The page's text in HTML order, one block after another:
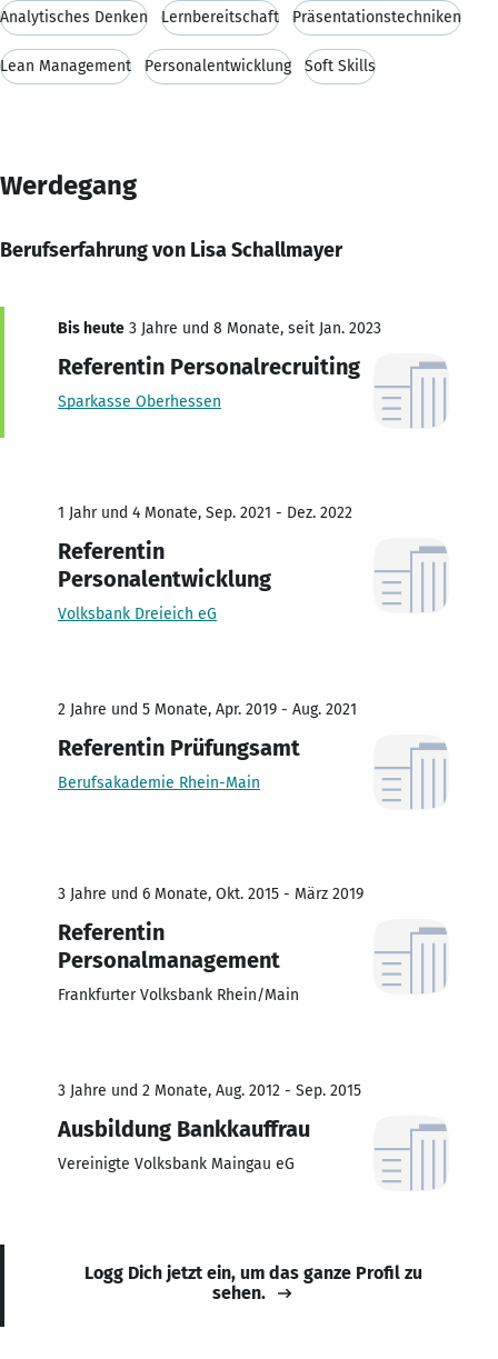
Analytisches Denken Lernbereitschaft Präsentationstechniken
Lean Management Personalentwicklung Soft Skills
Werdegang
Berufserfahrung von Lisa Schallmayer
Bis heute 3 Jahre und 8 Monate, seit Jan. 2023
Referentin Personalrecruiting
Sparkasse Oberhessen
1 Jahr und 4 Monate, Sep. 2021 - Dez. 2022
Referentin
Personalentwicklung
Volksbank Dreieich eG
2 Jahre und 5 Monate, Apr. 2019 - Aug. 2021
Referentin Prüfungsamt
Berufsakademie Rhein-Main
3 Jahre und 6 Monate, Okt. 2015 - März 2019
Referentin
Personalmanagement
Frankfurter Volksbank Rhein/Main
3 Jahre und 2 Monate, Aug. 2012 - Sep. 2015
Ausbildung Bankkauffrau
Vereinigte Volksbank Maingau eG
Logg Dich jetzt ein, um das ganze Profil zu
sehen.